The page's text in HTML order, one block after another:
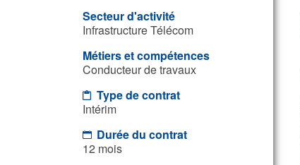
Secteur d'activité
Infrastructure Télécom
Métiers et compétences
Conducteur de travaux
Type de contrat
Intérim
Durée du contrat
12 mois